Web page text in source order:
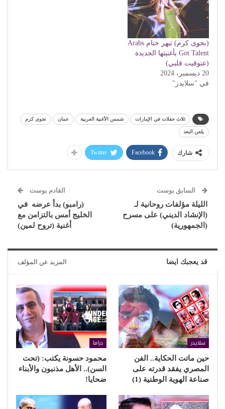
(نجوى كرم) تبهر ختام Arabs
Got Talent بأغنيتها الجديدة
(عتوقيت قلبي)
20 ديسمبر، 2024
في "سلايدر"
ثلاث حفلات في الإمارات شمس الأغنية العربية عمان نجوى كرم
يلعن البعد
شارك Facebook
Twitter
السابق بوست
الليلة مؤلفات روحانية لـ
(الإنشاد الديني) على مسرح
(الجمهورية)
القادم بوست
(رامبو) بدأ عرضه في
الخليج أمس بالتزامن مع
أغنية (تروح لمين)
قد يعجبك ايضا المزيد عن المؤلف
سلايدر
حين ماتت الحكاية.. الفن
المصري يفقد قدرته على
صناعة الهوية الوطنية (1)
دراما
محمود حسونة يكتب: (تحت
السن).. الأهل مذنبون والأبناء
ضحايا!